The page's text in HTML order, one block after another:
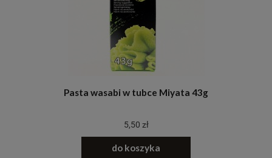
Pasta wasabi w tubce Miyata 43g
5,50 zł
do koszyka